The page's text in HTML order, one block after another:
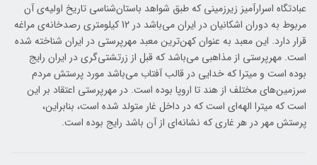
عبادتگاه اسرارآمیز زیرزمینی که طبق شواهد باستان‌شناسی تاریخ اولیه‌ی آن
مربوط به دوران اشکانیان در ایران می‌باشد در 12 کیلومتری رصدخانه‌ی مراغه
قرار دارد. این معبد به عنوان کهن‌ترین معبد مهرپرستی در ایران شناخته شده
است. مهرپرستی از مذاهبی می‌باشد که قبل از زرتشتی‌گری در ایران رایج
بوده است و میترا که خدایی در قالب آفتاب می‌باشد مورد پرستش مردم
سرزمین‌های مختلف از هند تا اروپا بوده است. در مهرپرستی اعتقاد بر این
است که میترا الهه‌ای است که در داخل غار متولد شده است، بنابراین،
پرستش مهر در هر غاری که نشانه‌ای از آن باشد رایج بوده است.